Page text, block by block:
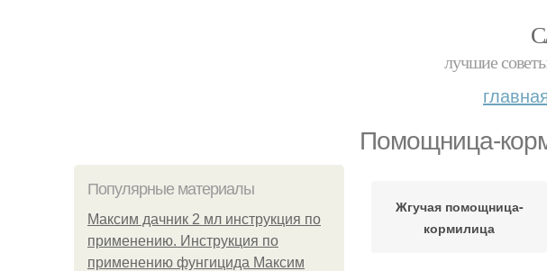
лучшие
Помощница-
Популярные материалы
Максим дачник 2 мл инструкция по
применению. Инструкция по
применению фунгицида Максим
Жгучая помощница-
кормилица